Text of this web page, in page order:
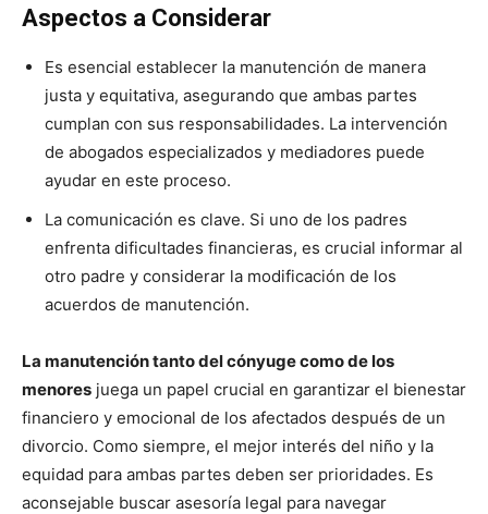
Aspectos a Considerar
Es esencial establecer la manutención de manera
justa y equitativa, asegurando que ambas partes
cumplan con sus responsabilidades. La intervención
de abogados especializados y mediadores puede
ayudar en este proceso.
La comunicación es clave. Si uno de los padres
enfrenta dificultades financieras, es crucial informar al
otro padre y considerar la modificación de los
acuerdos de manutención.
La manutención tanto del cónyuge como de los
menores juega un papel crucial en garantizar el bienestar
financiero y emocional de los afectados después de un
divorcio. Como siempre, el mejor interés del niño y la
equidad para ambas partes deben ser prioridades. Es
aconsejable buscar asesoría legal para navegar